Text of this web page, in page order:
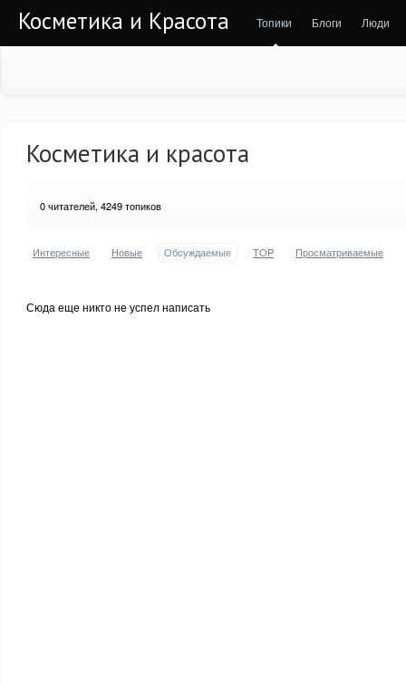
Косметика и Красота Топики Блоги Люди
Косметика и красота
0читателей, 4249 топиков
Интересные Новые Обсуждаемые TOP Просматриваемые
Сюда еще никто не успел написать